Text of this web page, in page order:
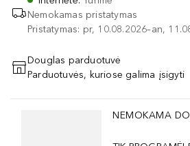
Nemokamas pristatymas
Pristatymas: pr, 10.08.2026–an,
PRIDĖTI Į
Douglas parduotuvė
Parduotuvės, kuriose galima įsigyti
Praleisti slankiklį
NEMOKAMA